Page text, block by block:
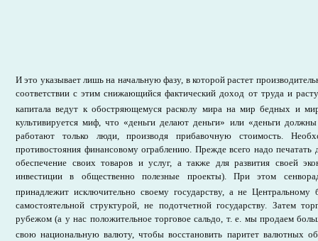
И это указывает лишь на начальную фазу, в которой растет
соответствии с этим снижающийся фактический доход от труда и
капитала ведут к обостряющемуся расколу мира на мир бедных и
культивируется миф, что «деньги делают деньги» или «деньги
работают только люди, производя прибавочную стоимость.
противостояния финансовому ограблению. Прежде всего надо печатать
обеспечение своих товаров и услуг, а также для развития своей
инвестиции в общественно полезные проекты). При этом
принадлежит исключительно своему государству, а не Центральному
самостоятельной структурой, не подотчетной государству. Затем
рубежом (а у нас положительное торговое сальдо, т. е. мы продаем
свою национальную валюту, чтобы восстановить паритет валютных